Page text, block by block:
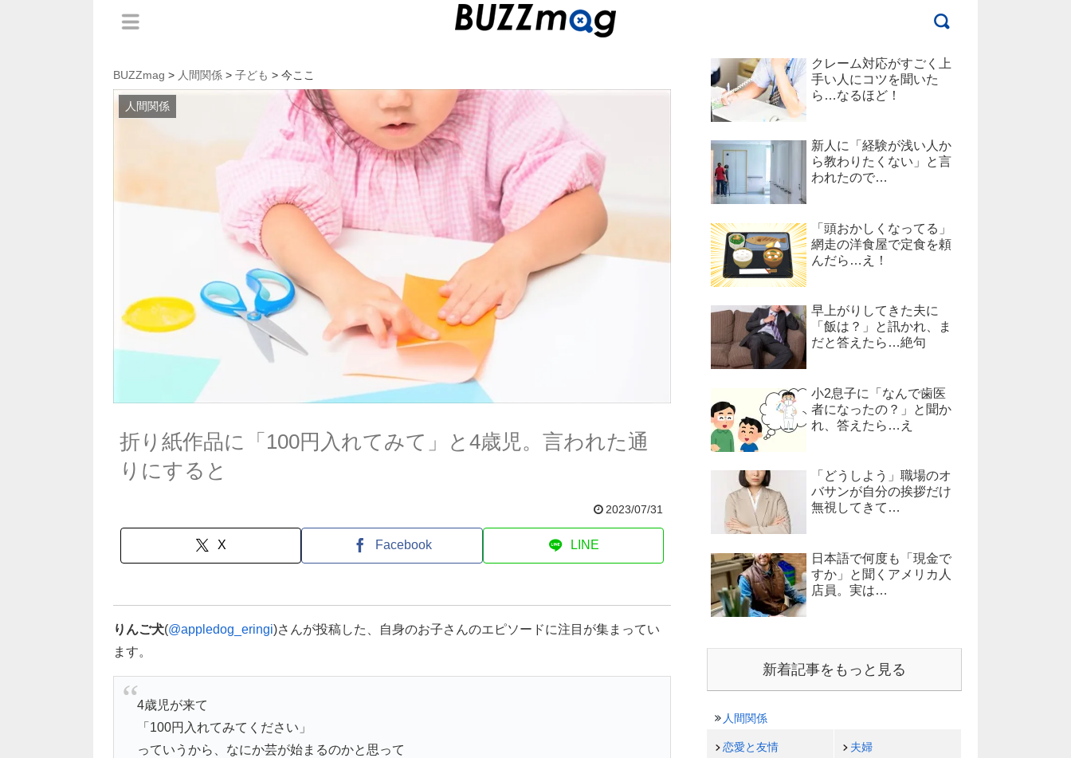
BUZZmag > 人間関係 > 子ども > 今ここ
人間関係
折り紙作品に「100円入れてみて」と4歳児。言われた通
りにすると
2023/07/31
X Facebook LINE
りんご犬(@appledog_eringi)さんが投稿した、自身のお子さんのエピソードに注目が集まってい
ます。
4歳児が来て
「100円入れてみてください」
っていうから、なにか芸が始まるのかと思って
クレーム対応がすごく上
手い人にコツを聞いた
ら…なるほど！
新人に「経験が浅い人か
ら教わりたくない」と言
われたので…
「頭おかしくなってる」
網走の洋食屋で定食を頼
んだら…え！
早上がりしてきた夫に
「飯は？」と訊かれ、ま
だと答えたら…絶句
小2息子に「なんで歯医
者になったの？」と聞か
れ、答えたら…え
「どうしよう」職場のオ
バサンが自分の挨拶だけ
無視してきて…
日本語で何度も「現金で
すか」と聞くアメリカ人
店員。実は…
新着記事をもっと見る
人間関係
恋愛と友情 夫婦